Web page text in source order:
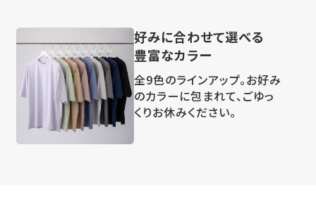
好みに合わせて選べる
豊富なカラー
全9色のラインアップ。お好み
のカラーに包まれて、ごゆっ
くりお休みください。